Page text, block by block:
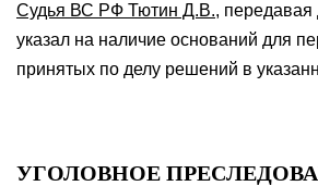
Судья ВС РФ Тютин Д.В., передавая
указал на наличие оснований для
принятых по делу решений в
УГОЛОВНОЕ